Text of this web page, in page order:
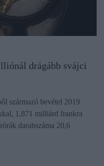
drágább svájci
származó bevétel 2019
1,871 milliárd frankra
darabszáma 20,6